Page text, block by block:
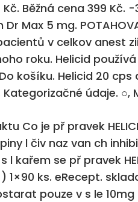
Kč. Běžná cena 399
Dr Max 5 mg.
v celkov anest
roku. Helicid
Do košíku. Helicid 20
Kategorizačné údaje. ○,
Co je př pravek
l čiv naz van ch
l kařem se př pravek
1×90 ks. eRecept.
pouze v s le